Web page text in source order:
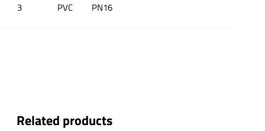
3
PVC PN16
Related products